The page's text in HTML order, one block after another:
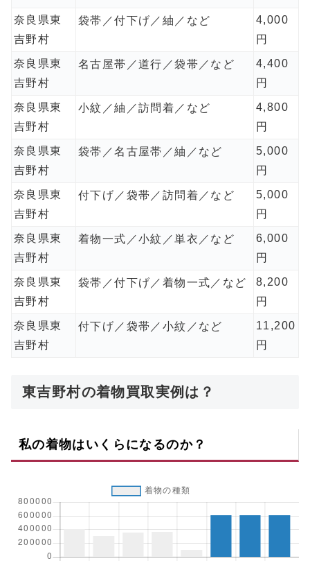
奈良県東
吉野村
袋帯／付下げ／紬／など
4,000
円
奈良県東
吉野村
名古屋帯／道行／袋帯／など
4,400
円
奈良県東
吉野村
小紋／紬／訪問着／など
4,800
円
奈良県東
吉野村
袋帯／名古屋帯／紬／など
5,000
円
奈良県東
吉野村
付下げ／袋帯／訪問着／など
5,000
円
奈良県東
吉野村
着物一式／小紋／単衣／など
6,000
円
奈良県東
吉野村
袋帯／付下げ／着物一式／など
8,200
円
奈良県東
吉野村
付下げ／袋帯／小紋／など
11,200
円
東吉野村の着物買取実例は？
私の着物はいくらになるのか？